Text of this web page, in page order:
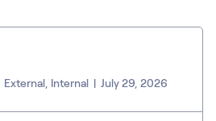
External, Internal | July 29, 2026